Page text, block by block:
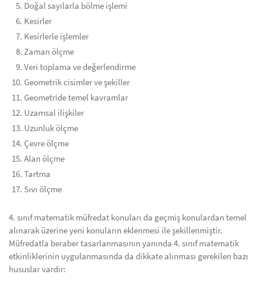
Doğal sayılarla bölme işlemi
Kesirler
Kesirlerle işlemler
Zaman ölçme
Veri toplama ve değerlendirme
Geometrik cisimler ve şekiller
Geometride temel kavramlar
Uzamsal ilişkiler
Uzunluk ölçme
Çevre ölçme
Alan ölçme
Tartma
Sıvı ölçme
4. sınıf matematik müfredat konuları da geçmiş konulardan temel
alınarak üzerine yeni konuların eklenmesi ile şekillenmiştir.
Müfredatla beraber tasarlanmasının yanında 4. sınıf matematik
etkinliklerinin uygulanmasında da dikkate alınması gerekilen bazı
hususlar vardır: